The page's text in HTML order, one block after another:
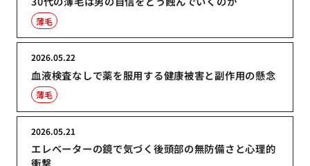
薄毛
血液検査なしで薬を服用する健康被害と副作用の懸念
2026.05.22
薄毛
エレベーターの鏡で気づく後頭部の無防備さと心理的
2026.05.21